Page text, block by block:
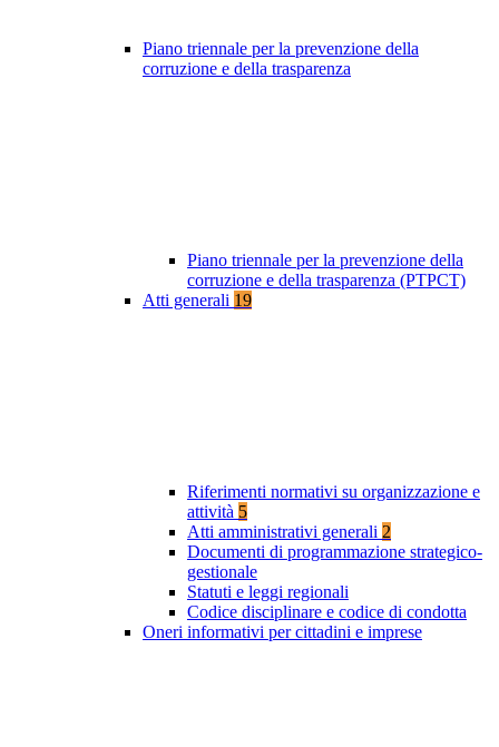
Piano triennale per la prevenzione della
corruzione e della trasparenza
Piano triennale per la prevenzione della
corruzione e della trasparenza (PTPCT)
Atti generali 19
Riferimenti normativi su organizzazione e
attività 5
Atti amministrativi generali 2
Documenti di programmazione strategico-
gestionale
Statuti e leggi regionali
Codice disciplinare e codice di condotta
Oneri informativi per cittadini e imprese